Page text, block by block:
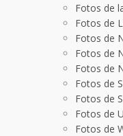
Fotos de
Fotos de
Fotos de
Fotos de
Fotos de
Fotos de
Fotos de
Fotos de
Fotos de